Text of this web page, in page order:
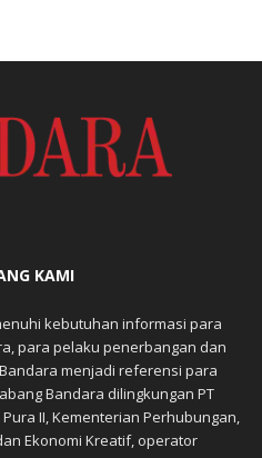
KAMI
kebutuhan informasi para
para pelaku penerbangan dan
menjadi referensi para
Bandara dilingkungan PT
II, Kementerian Perhubungan,
Ekonomi Kreatif, operator